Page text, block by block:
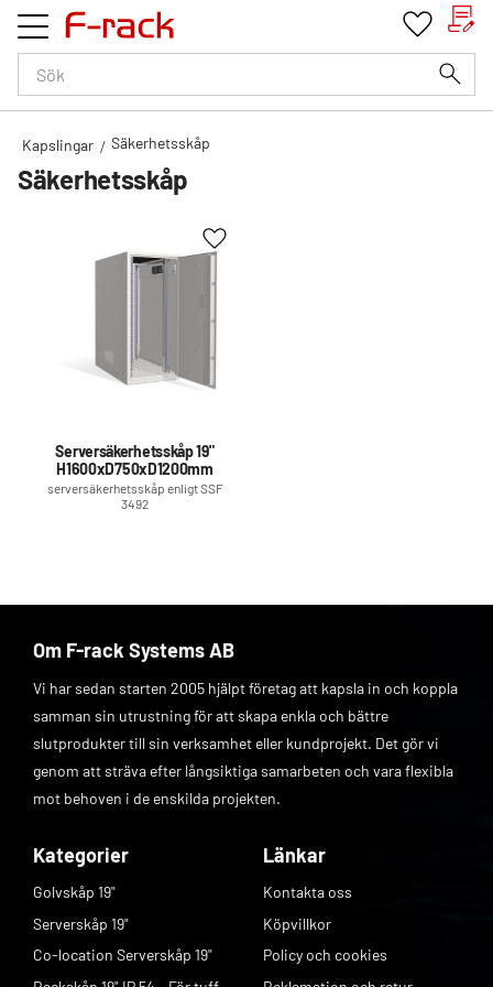
Kapslingar Säkerhetsskåp
Säkerhetsskåp
Serversäkerhetsskåp 19"
H1600xD750xD1200mm
serversäkerhetsskåp enligt SSF
3492
Lägg till i favoriter
Om F-rack Systems AB
Vi har sedan starten 2005 hjälpt företag att kapsla in och koppla
samman sin utrustning för att skapa enkla och bättre
slutprodukter till sin verksamhet eller kundprojekt. Det gör vi
genom att sträva efter långsiktiga samarbeten och vara flexibla
mot behoven i de enskilda projekten.
Kategorier
Golvskåp 19"
Serverskåp 19"
Co-location Serverskåp 19"
Länkar
Kontakta oss
Köpvillkor
Policy och cookies